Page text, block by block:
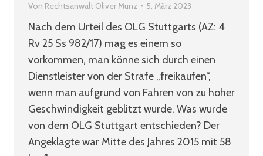
Von Rechtsanwalt Oliver Munz 5. März 2023
Nach dem Urteil des OLG Stuttgarts (AZ: 4
Rv 25 Ss 982/17) mag es einem so
vorkommen, man könne sich durch einen
Dienstleister von der Strafe „freikaufen“,
wenn man aufgrund von Fahren von zu hoher
Geschwindigkeit geblitzt wurde. Was wurde
von dem OLG Stuttgart entschieden? Der
Angeklagte war Mitte des Jahres 2015 mit 58